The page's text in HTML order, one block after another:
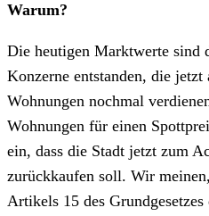
Warum?
Die heutigen Marktwerte sind
Konzerne entstanden, die jetzt
Wohnungen nochmal
Wohnungen für einen
ein, dass die Stadt jetzt zum
zurückkaufen soll. Wir
Artikels 15 des